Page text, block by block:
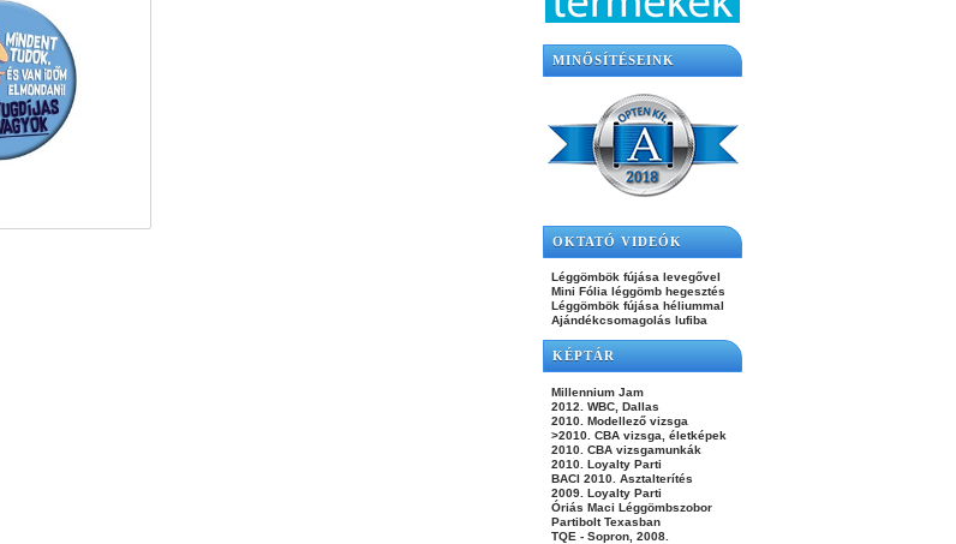
MINŐSÍTÉSEINK
OKTATÓ VIDEÓK
Léggömbök fújása levegővel
Mini Fólia léggömb hegesztés
Léggömbök fújása héliummal
Ajándékcsomagolás lufiba
KÉPTÁR
Millennium Jam
2012. WBC, Dallas
2010. Modellező vizsga
>2010. CBA vizsga, életképek
2010. CBA vizsgamunkák
2010. Loyalty Parti
BACI 2010. Asztalterítés
2009. Loyalty Parti
Óriás Maci Léggömbszobor
Partibolt Texasban
TQE - Sopron, 2008.